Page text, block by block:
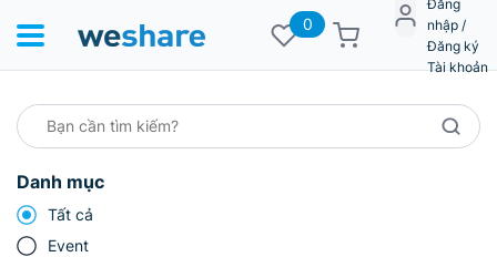
0
Đăng
nhập /
Đăng ký
Tài khoản
Danh mục
Tất cả
Event